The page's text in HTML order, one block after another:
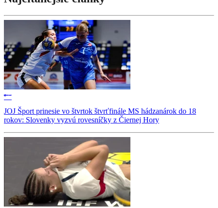
JOJ Šport prinesie vo štvrtok štvrťfinále MS hádzanárok do 18
rokov: Slovenky vyzvú rovesníčky z Čiernej Hory